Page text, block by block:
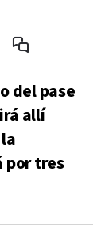
del pase
allí
por tres